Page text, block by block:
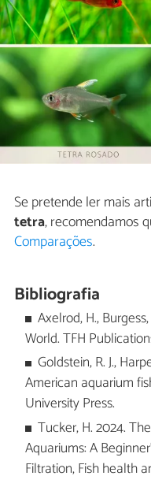
Se pretende ler mais
tetra, recomendamos
Comparações.
Bibliografia
Axelrod, H.,
World. TFH
Goldstein, R. J.,
American aquarium
University Press.
Tucker, H. 2024.
Aquariums: A
Filtration, Fish health